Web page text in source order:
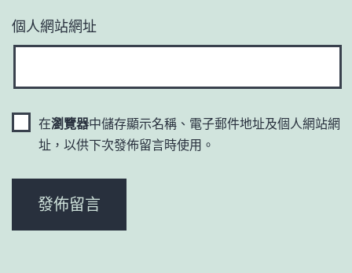
個人網站網址
在瀏覽器中儲存顯示名稱、電子郵件地址及個人網站網
址，以供下次發佈留言時使用。